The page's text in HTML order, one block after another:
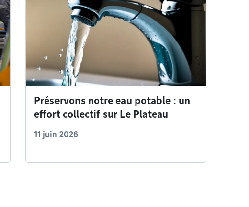
Préservons notre eau potable : un
effort collectif sur Le Plateau
11 juin 2026